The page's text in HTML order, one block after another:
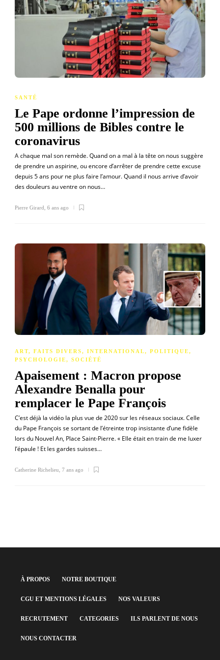
SANTÉ
Le Pape ordonne l’impression de
500 millions de Bibles contre le
coronavirus
A chaque mal son remède. Quand on a mal à la tête on nous suggère
de prendre un aspirine, ou encore d’arrêter de prendre cette excuse
depuis 5 ans pour ne plus faire l’amour. Quand il nous arrive d’avoir
des douleurs au ventre on nous…
Pierre Girard 6 ans ago
ART, FAITS DIVERS, INTERNATIONAL, POLITIQUE,
PSYCHOLOGIE, SOCIÉTÉ
Apaisement : Macron propose
Alexandre Benalla pour
remplacer le Pape François
C’est déjà la vidéo la plus vue de 2020 sur les réseaux sociaux. Celle
du Pape François se sortant de l’étreinte trop insistante d’une fidèle
lors du Nouvel An, Place Saint-Pierre. « Elle était en train de me luxer
l’épaule ! Et les gardes suisses…
Catherine Richelieu 7 ans ago
À PROPOS NOTRE BOUTIQUE
CGU ET MENTIONS LÉGALES NOS VALEURS
RECRUTEMENT CATEGORIES ILS PARLENT DE NOUS
NOUS CONTACTER